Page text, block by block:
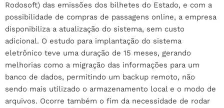
Rodosoft) das emissões dos bilhetes do Estado, e com a
possibilidade de compras de passagens online, a empresa
disponibiliza a atualização do sistema, sem custo
adicional. O estudo para implantação do sistema
eletrônico teve uma duração de 15 meses, gerando
melhorias como a migração das informações para um
banco de dados, permitindo um backup remoto, não
sendo mais utilizado o armazenamento local e o modo de
arquivos. Ocorre também o fim da necessidade de rodar